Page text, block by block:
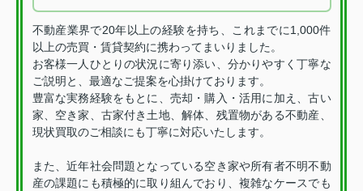
不動産業界で20年以上の経験を持ち、これまでに1,000件
以上の売買・賃貸契約に携わってまいりました。
お客様一人ひとりの状況に寄り添い、分かりやすく丁寧な
ご説明と、最適なご提案を心掛けております。
豊富な実務経験をもとに、売却・購入・活用に加え、古い
家、空き家、古家付き土地、解体、残置物がある不動産、
現状買取のご相談にも丁寧に対応いたします。
また、近年社会問題となっている空き家や所有者不明不動
産の課題にも積極的に取り組んでおり、複雑なケースでも